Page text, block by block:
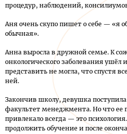
процедур, наблюдений,
Аня очень скупо пишет о себе — «я
обычная».
Анна выросла в дружной семье. К
онкологического заболевания ушёл
представить не могла, что спустя
ней.
Закончив школу, девушка
факультет менеджмента. Но что ее
привлекало всегда — это
продолжить обучение и после